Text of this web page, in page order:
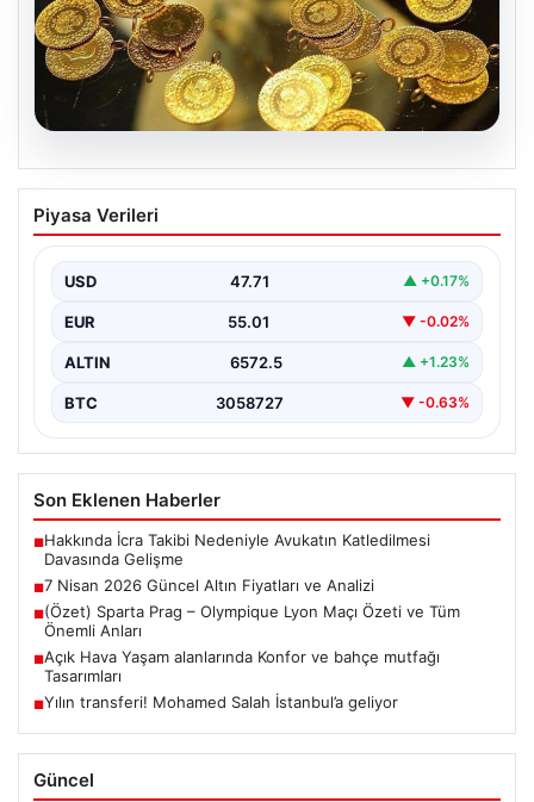
(Özet) Sparta Prag – Olympique Lyon
Maçı Özeti ve Tüm Önemli Anları
Piyasa Verileri
USD 47.71 ▲ +0.17%
EUR 55.01 ▼ -0.02%
ALTIN 6572.5 ▲ +1.23%
BTC 3058727 ▼ -0.63%
Son Eklenen Haberler
■Hakkında İcra Takibi Nedeniyle Avukatın Katledilmesi
Davasında Gelişme
■7 Nisan 2026 Güncel Altın Fiyatları ve Analizi
■(Özet) Sparta Prag – Olympique Lyon Maçı Özeti ve Tüm
Önemli Anları
■Açık Hava Yaşam alanlarında Konfor ve bahçe mutfağı
Tasarımları
■Yılın transferi! Mohamed Salah İstanbul’a geliyor
Güncel